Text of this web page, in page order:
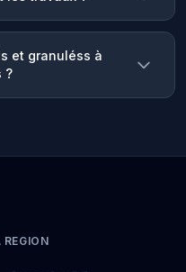
et granuléss à
?
REGION